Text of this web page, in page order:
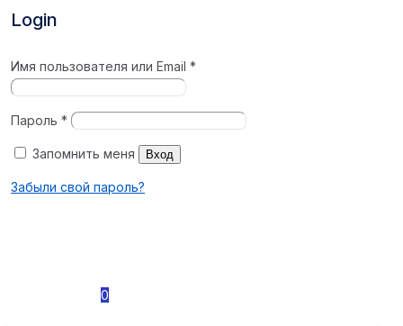
Login
Имя пользователя или Email*
Пароль*
Запомнить меня Вход
Забыли свой пароль?
0